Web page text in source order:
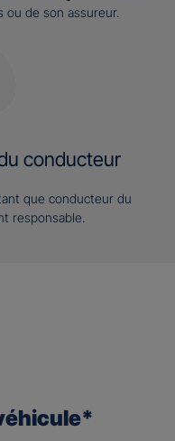
de son assureur.
conducteur
que conducteur du
responsable.